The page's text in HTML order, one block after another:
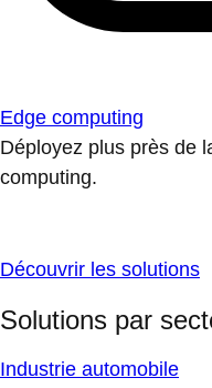
Edge computing
Déployez plus près de
computing.
Découvrir les solutions
Solutions par
Industrie automobile